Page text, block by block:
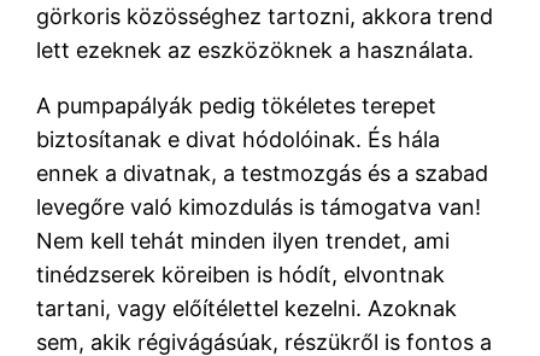
görkoris közösséghez tartozni, akkora trend
lett ezeknek az eszközöknek a használata.
A pumpapályák pedig tökéletes terepet
biztosítanak e divat hódolóinak. És hála
ennek a divatnak, a testmozgás és a szabad
levegőre való kimozdulás is támogatva van!
Nem kell tehát minden ilyen trendet, ami
tinédzserek köreiben is hódít, elvontnak
tartani, vagy előítélettel kezelni. Azoknak
sem, akik régivágásúak, részükről is fontos a